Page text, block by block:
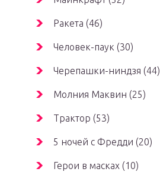
Ракета (46)
Человек-паук (30)
Черепашки-ниндзя (44)
Молния Маквин (25)
Трактор (53)
5 ночей с Фредди (20)
Герои в масках (10)